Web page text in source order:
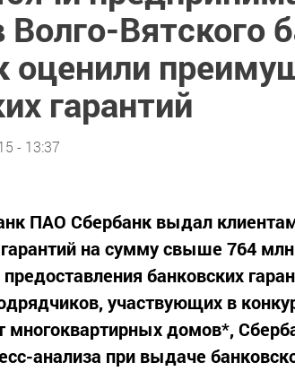
Волго-Вятского
оценили
гарантий
- 13:37
ПАО Сбербанк выдал
на сумму свыше 764
банковских
участвующих в
многоквартирных домов*,
анализа при выдаче